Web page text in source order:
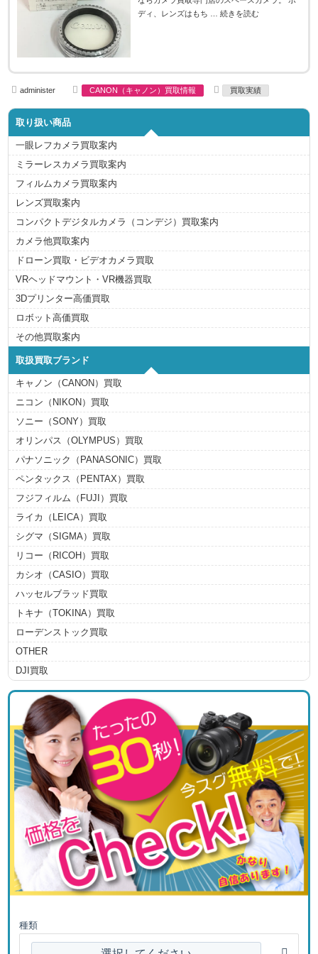
ディ、レンズはもち …続きを読む
A
u
o
administer
C
a
r
i
e
s
CANON（キャノン）買取情報
T
a
買取実績
取り扱い商品
一眼レフカメラ買取案内
ミラーレスカメラ買取案内
フィルムカメラ買取案内
レンズ買取案内
コンパクトデジタルカメラ（コンデジ）買取案内
カメラ他買取案内
ドローン買取・ビデオカメラ買取
VRヘッドマウント・VR機器買取
3Dプリンター高価買取
ロボット高価買取
その他買取案内
取扱買取ブランド
キャノン（CANON）買取
ニコン（NIKON）買取
ソニー（SONY）買取
オリンパス（OLYMPUS）買取
パナソニック（PANASONIC）買取
ペンタックス（PENTAX）買取
フジフィルム（FUJI）買取
ライカ（LEICA）買取
シグマ（SIGMA）買取
リコー（RICOH）買取
カシオ（CASIO）買取
ハッセルブラッド買取
トキナ（TOKINA）買取
ローデンストック買取
OTHER
DJI買取
種類